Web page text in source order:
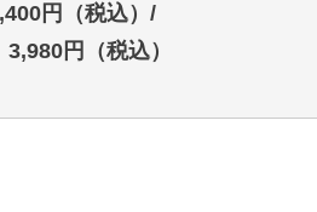
円（税込）/
円（税込）